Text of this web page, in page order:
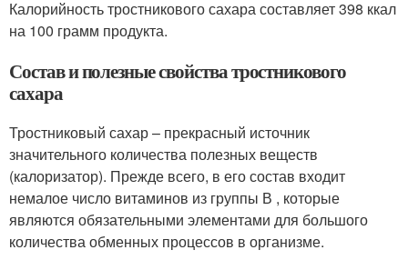
Калорийность тростникового сахара составляет 398 ккал
на 100 грамм продукта.
Состав и полезные свойства тростникового
сахара
Тростниковый сахар – прекрасный источник
значительного количества полезных веществ
(калоризатор). Прежде всего, в его состав входит
немалое число витаминов из группы В , которые
являются обязательными элементами для большого
количества обменных процессов в организме.